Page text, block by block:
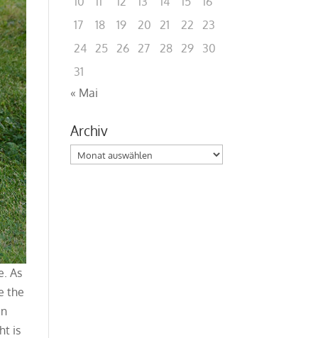
As
the
is
17
18 19 20 21 22
23
24
25 26 27 28 29
30
31
« Mai
Archiv
Archiv